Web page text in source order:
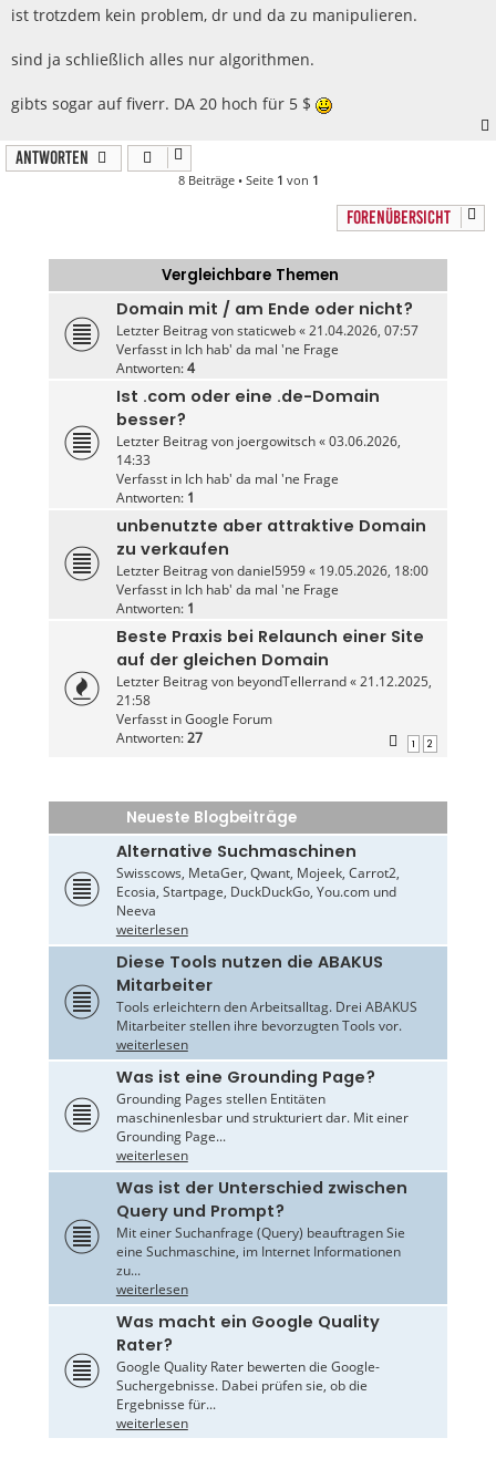
r
a
ist trotzdem kein problem, dr und da zu manipulieren.
sind ja schließlich alles nur algorithmen.
gibts sogar auf fiverr. DA 20 hoch für 5 $
Antworten
8 Beiträge • Seite 1 von 1
FORENÜBERSICHT
Vergleichbare Themen
Domain mit / am Ende oder nicht?
Letzter Beitrag vonstaticweb«21.04.2026, 07:57
Verfasst in Ich hab' da mal 'ne Frage
Antworten:4
Ist .com oder eine .de-Domain
besser?
Letzter Beitrag von joergowitsch«03.06.2026,
14:33
Verfasst in Ich hab' da mal 'ne Frage
Antworten: 1
unbenutzte aber attraktive Domain
zu verkaufen
Letzter Beitrag vondaniel5959« 19.05.2026, 18:00
Verfasst in Ich hab' da mal 'ne Frage
Antworten: 1
Beste Praxis bei Relaunch einer Site
auf der gleichen Domain
Letzter Beitrag von beyondTellerrand«21.12.2025,
21:58
Verfasst inGoogle Forum
Antworten:27 1 2
Neueste Blogbeiträge
Alternative Suchmaschinen
Swisscows, MetaGer, Qwant, Mojeek, Carrot2,
Ecosia, Startpage, DuckDuckGo, You.com und
Neeva
weiterlesen
Diese Tools nutzen die ABAKUS
Mitarbeiter
Tools erleichtern den Arbeitsalltag. Drei ABAKUS
Mitarbeiter stellen ihre bevorzugten Tools vor.
weiterlesen
Was ist eine Grounding Page?
Grounding Pages stellen Entitäten
maschinenlesbar und strukturiert dar. Mit einer
Grounding Page...
weiterlesen
Was ist der Unterschied zwischen
Query und Prompt?
Mit einer Suchanfrage (Query) beauftragen Sie
eine Suchmaschine, im Internet Informationen
zu...
weiterlesen
Was macht ein Google Quality
Rater?
Google Quality Rater bewerten die Google-
Suchergebnisse. Dabei prüfen sie, ob die
Ergebnisse für...
weiterlesen